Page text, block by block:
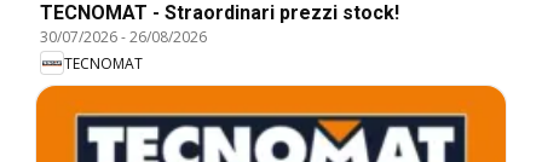
TECNOMAT - Straordinari prezzi stock!
30/07/2026-26/08/2026
TECNOMAT